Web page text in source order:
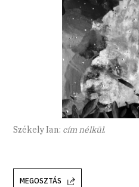
Székely Ian: cím nélkül.
MEGOSZTÁS